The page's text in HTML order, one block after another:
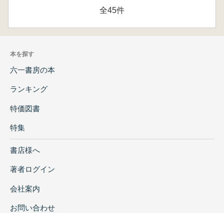
全45件
本を探す
六一書房の本
ランキング
特価図書
特集
書店様へ
著者ログイン
会社案内
お問い合わせ